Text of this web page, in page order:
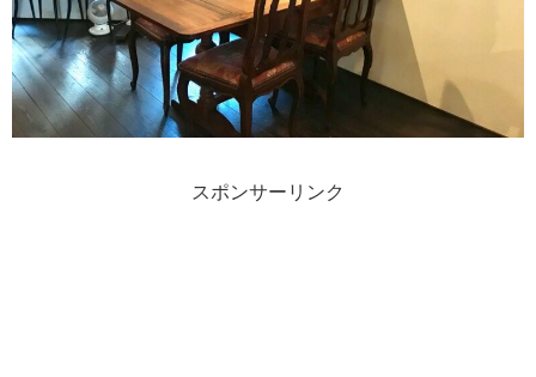
スポンサーリンク